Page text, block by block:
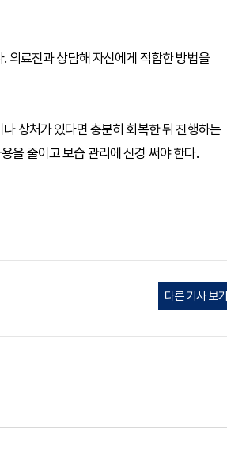
의료진과 상담해 자신에게 적합한 방법을
상처가 있다면 충분히 회복한 뒤 진행하는
을 줄이고 보습 관리에 신경 써야 한다.
다른 기사 보기